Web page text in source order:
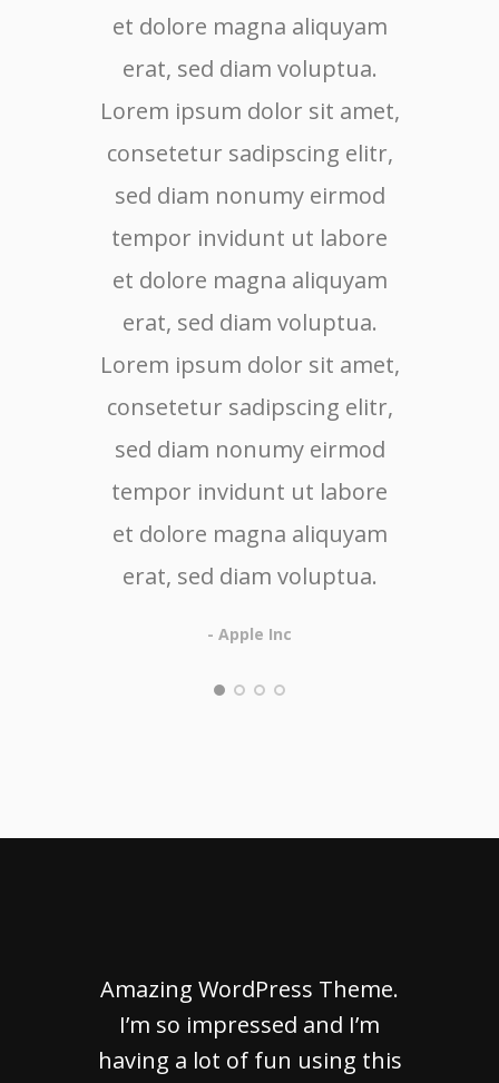
et dolore magna aliquyam
erat, sed diam voluptua.
Lorem ipsum dolor sit amet,
consetetur sadipscing elitr,
sed diam nonumy eirmod
tempor invidunt ut labore
et dolore magna aliquyam
erat, sed diam voluptua.
Lorem ipsum dolor sit amet,
consetetur sadipscing elitr,
sed diam nonumy eirmod
tempor invidunt ut labore
et dolore magna aliquyam
erat, sed diam voluptua.
- Apple Inc
Amazing WordPress Theme.
I’m so impressed and I’m
having a lot of fun using this